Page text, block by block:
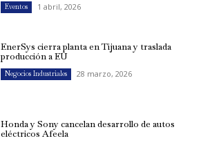
Eventos 1 abril, 2026
EnerSys cierra planta en Tijuana y traslada
producción a EU
Negocios Industriales 28 marzo, 2026
Honda y Sony cancelan desarrollo de autos
eléctricos Afeela